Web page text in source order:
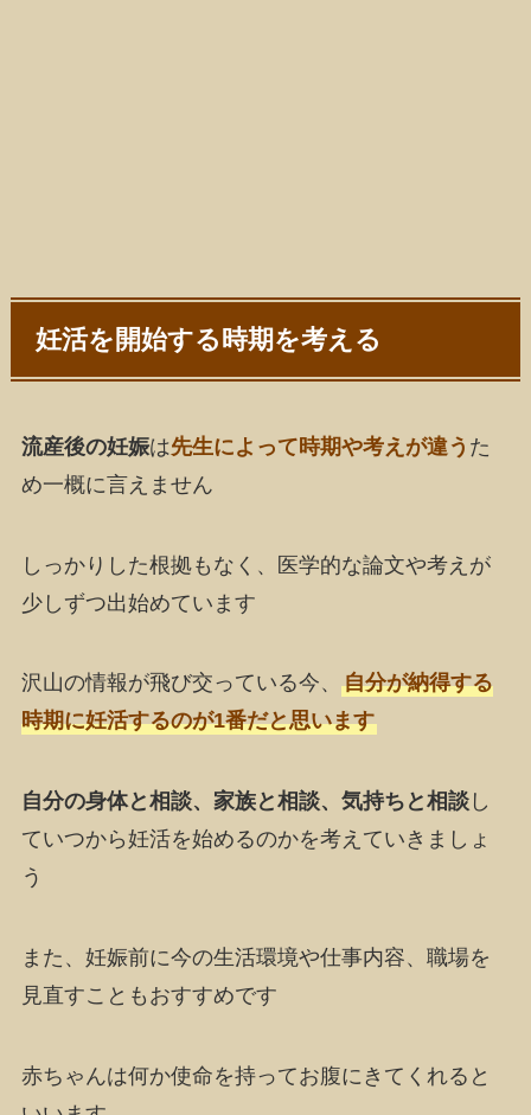
妊活を開始する時期を考える
流産後の妊娠は先生によって時期や考えが違う た
め一概に言えません
しっかりした根拠もなく、医学的な論文や考えが
少しずつ出始めています
沢山の情報が飛び交っている今、 自分が納得する
時期に妊活するのが1番だと思います
自分の身体と相談、家族と相談、気持ちと相談し
ていつから妊活を始めるのかを考えていきましょ
う
また、妊娠前に今の生活環境や仕事内容、職場を
見直すこともおすすめです
赤ちゃんは何か使命を持ってお腹にきてくれると